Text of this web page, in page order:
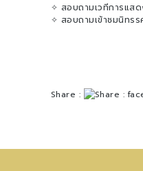
✧ สอบถามเวทีการแส
✧ สอบถามเข้าชมนิทร